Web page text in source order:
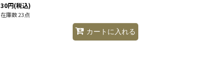
30円(税込)
在庫数 23点
カートに入れる